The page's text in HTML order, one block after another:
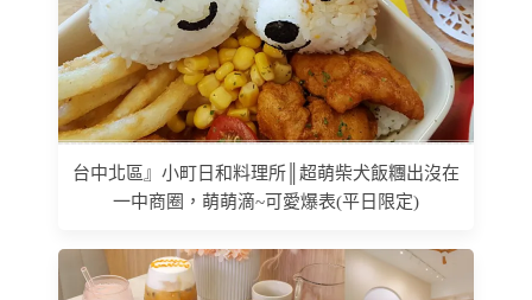
台中北區』小町日和料理所║超萌柴犬飯糰出沒在
一中商圈，萌萌滴~可愛爆表(平日限定)